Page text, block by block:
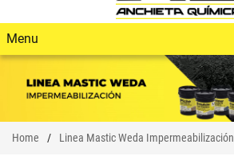
Menu
Home Linea Mastic Weda Impermeabilización